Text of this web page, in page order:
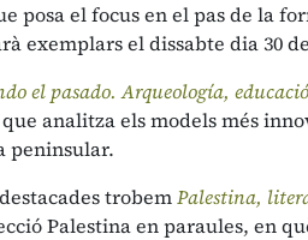
posa el focus en el pas de la
exemplars el dissabte dia 30
el pasado. Arqueología,
analitza els models més
peninsular.
trobemPalestina,
Palestina en paraules, en